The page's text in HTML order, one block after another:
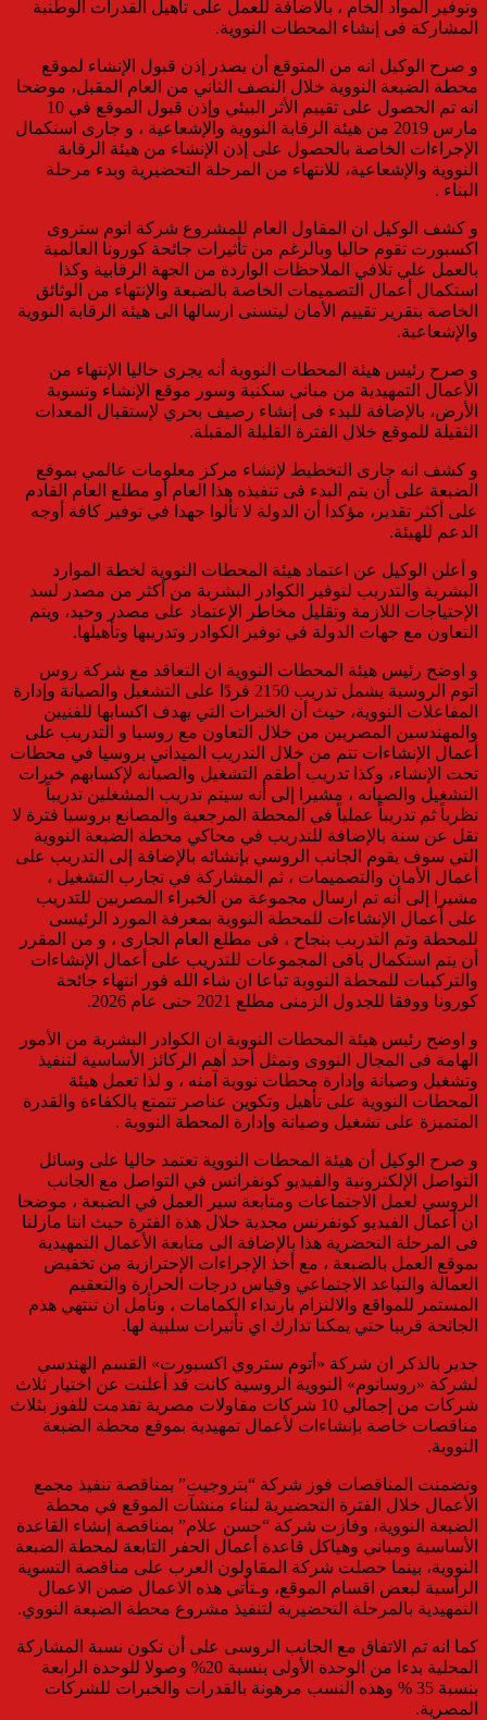
وتوفير المواد الخام ، بالاضافة للعمل على تأهيل القدرات الوطنية
المشاركة فى إنشاء المحطات النووية.
و صرح الوكيل انه من المتوقع أن يصدر إذن قبول الإنشاء لموقع
محطة الضبعة النووية خلال النصف الثاني من العام المقبل، موضحا
انه تم الحصول على تقييم الأثر البيئي وإذن قبول الموقع في 10
مارس 2019 من هيئة الرقابة النووية والإشعاعية ، و جارى استكمال
الإجراءات الخاصة بالحصول على إذن الإنشاء من هيئة الرقابة
النووية والإشعاعية، للانتهاء من المرحلة التحضيرية وبدء مرحلة
البناء .
و كشف الوكيل ان المقاول العام للمشروع شركة اتوم ستروى
اكسبورت تقوم حاليا وبالرغم من تأثيرات جائحة كورونا العالمية
بالعمل علي تلافي الملاحظات الواردة من الجهة الرقابية وكذا
استكمال أعمال التصميمات الخاصة بالضبعة والإنتهاء من الوثائق
الخاصة بتقرير تقييم الأمان ليتسنى ارسالها الى هيئة الرقابة النووية
والإشعاعية.
و صرح رئيس هيئة المحطات النووية أنه يجرى حاليا الإنتهاء من
الأعمال التمهيدية من مباني سكنية وسور موقع الإنشاء وتسوية
الأرض، بالإضافة للبدء فى إنشاء رصيف بحري لإستقبال المعدات
الثقيلة للموقع خلال الفترة القليلة المقبلة.
و كشف انه جارى التخطيط لإنشاء مركز معلومات عالمي بموقع
الضبعة على أن يتم البدء فى تنفيذه هذا العام أو مطلع العام القادم
على أكثر تقدير، مؤكدا أن الدولة لا تألوا جهدا في توفير كافة أوجه
الدعم للهيئة.
و أعلن الوكيل عن اعتماد هيئة المحطات النووية لخطة الموارد
البشرية والتدريب لتوفير الكوادر البشرية من أكثر من مصدر لسد
الإحتياجات اللازمة وتقليل مخاطر الإعتماد على مصدر وحيد، ويتم
التعاون مع جهات الدولة في توفير الكوادر وتدريبها وتأهيلها.
و اوضح رئيس هيئة المحطات النووية ان التعاقد مع شركة روس
اتوم الروسية يشمل تدريب 2150 فردًا على التشغيل والصيانة وإدارة
المفاعلات النووية، حيث أن الخبرات التي يهدف اكسابها للفنيين
والمهندسين المصريين من خلال التعاون مع روسيا و التدريب على
أعمال الإنشاءات تتم من خلال التدريب الميداني بروسيا في محطات
تحت الإنشاء، وكذا تدريب أطقم التشغيل والصيانه لإكسابهم خبرات
التشغيل والصيانه ، مشيرا إلى أنه سيتم تدريب المشغلين تدريباً
نظرياً ثم تدريباً عملياً في المحطة المرجعية والمصانع بروسيا فترة لا
تقل عن سنة بالإضافة للتدريب في محاكي محطة الضبعة النووية
التي سوف يقوم الجانب الروسي بإنشائه بالإضافة إلى التدريب على
أعمال الأمان والتصميمات ، ثم المشاركة في تجارب التشغيل ،
مشيرا إلى أنه تم ارسال مجموعة من الخبراء المصريين للتدريب
على أعمال الإنشاءات للمحطة النووية بمعرفة المورد الرئيسى
للمحطة وتم التدريب بنجاح ، فى مطلع العام الجارى ، و من المقرر
أن يتم استكمال باقى المجموعات للتدريب على أعمال الإنشاءات
والتركيبات للمحطة النووية تباعا ان شاء الله فور انتهاء جائحة
كورونا ووفقا للجدول الزمنى مطلع 2021 حتى عام 2026.
و اوضح رئيس هيئة المحطات النووية ان الكوادر البشرية من الأمور
الهامة فى المجال النووى وتمثل أحد أهم الركائز الأساسية لتنفيذ
وتشغيل وصيانة وإدارة محطات نووية آمنه ، و لذا تعمل هيئة
المحطات النووية على تأهيل وتكوين عناصر تتمتع بالكفاءة والقدرة
المتميزة على تشغيل وصيانة وإدارة المحطة النووية .
و صرح الوكيل أن هيئة المحطات النووية تعتمد حاليا على وسائل
التواصل الإلكترونية والفيديو كونفرانس في التواصل مع الجانب
الروسي لعمل الاجتماعات ومتابعة سير العمل في الضبعة ، موضحا
ان أعمال الفيديو كونفرنس مجدية خلال هذة الفترة حيث اننا مازلنا
فى المرحلة التحضرية هذا بالإضافة الى متابعة الأعمال التمهيدية
بموقع العمل بالضبعة ، مع أخذ الإجراءات الإحترازية من تخفيض
العمالة والتباعد الاجتماعي وقياس درجات الحرارة والتعقيم
المستمر للمواقع والالتزام بارتداء الكمامات ، ونأمل ان تنتهي هذم
الجائحة قريبا حتي يمكنا تدارك اي تأثيرات سلبية لها.
جدير بالذكر ان شركة «أتوم ستروي اكسبورت» القسم الهندسي
لشركة «روساتوم» النووية الروسية كانت قد أعلنت عن اختيار ثلاث
شركات من إجمالي 10 شركات مقاولات مصرية تقدمت للفوز بثلاث
مناقصات خاصة بإنشاءات لأعمال تمهيدية بموقع محطة الضبعة
النووية.
وتضمنت المناقصات فوز شركة “بتروجيت” بمناقصة تنفيذ مجمع
الأعمال خلال الفترة التحضيرية لبناء منشآت الموقع في محطة
الضبعة النووية، وفازت شركة “حسن علام” بمناقصة إنشاء القاعدة
الأساسية ومباني وهياكل قاعدة أعمال الحفر التابعة لمحطة الضبعة
النووية، بينما حصلت شركة المقاولون العرب على مناقصة التسوية
الرأسية لبعض اقسام الموقع، وـتأتي هذه الاعمال ضمن الاعمال
التمهيدية بالمرحلة التحضيرية لتنفيذ مشروع محطة الضبعة النووي.
كما انه تم الاتفاق مع الجانب الروسى على أن تكون نسبة المشاركة
المحلية بدءا من الوحدة الأولى بنسبة 20% وصولا للوحدة الرابعة
بنسبة 35 % وهذه النسب مرهونة بالقدرات والخبرات للشركات
المصرية.